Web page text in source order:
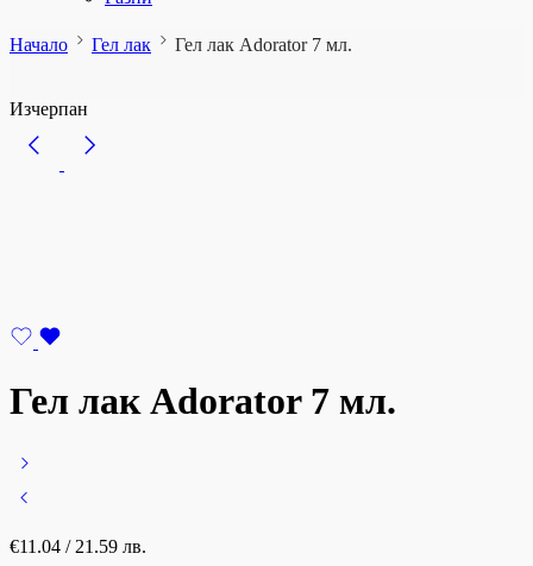
Начало Гел лак Гел лак Adorator 7 мл.
Изчерпан
Гел лак Adorator 7 мл.
€11.04 / 21.59 лв.